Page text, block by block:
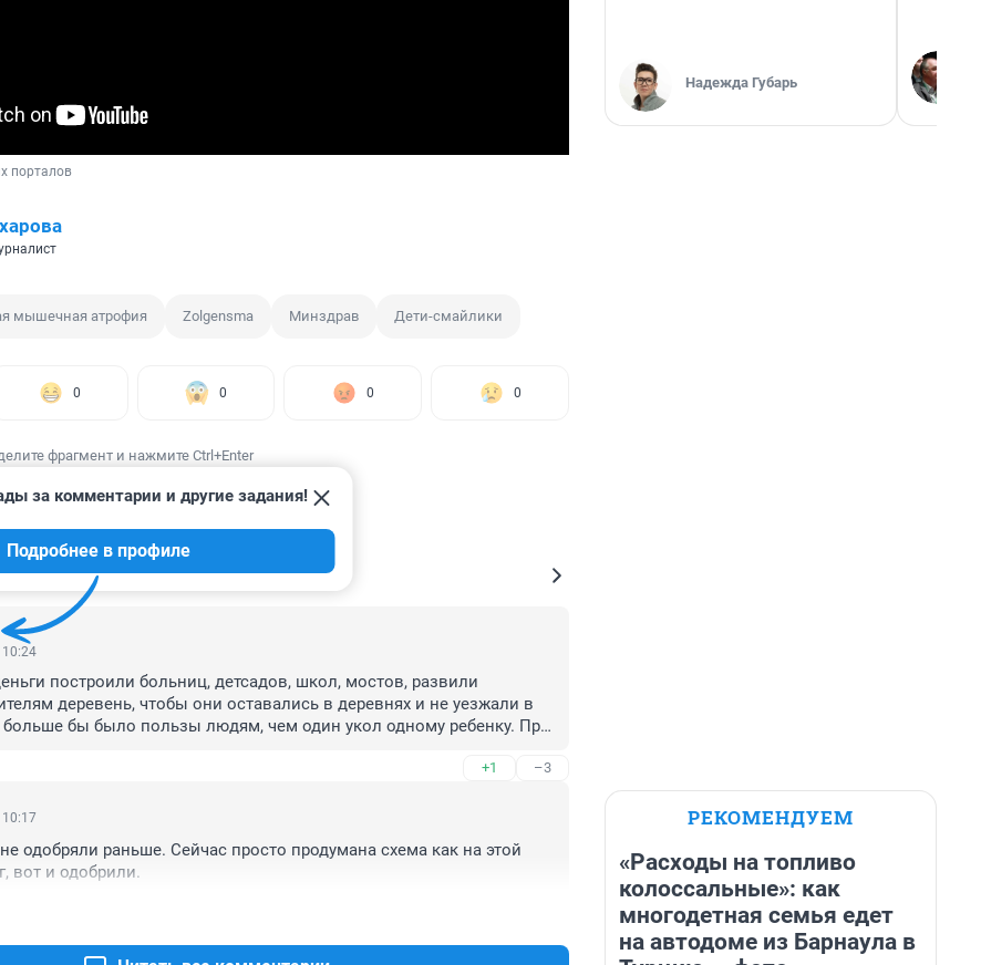
порталов
мышечная атрофия Zolgensma Минздрав Дети-смайлики
0 0 0 0
фрагмент и нажмите Ctrl+Enter
30
за комментарии и другие задания!
Подробнее в профиле
10:24
построили больниц, детсадов, школ, мостов, развили
деревень, чтобы они оставались в деревнях и не уезжали в
больше бы было пользы людям, чем один укол одному ребенку. При
+1 –3
10:17
одобряли раньше. Сейчас просто продумана схема как на этой
вот и одобрили.
Надежда Губарь
РЕКОМЕНДУЕМ
«Расходы на топливо
колоссальные»: как
многодетная семья едет
на автодоме из Барнаула в